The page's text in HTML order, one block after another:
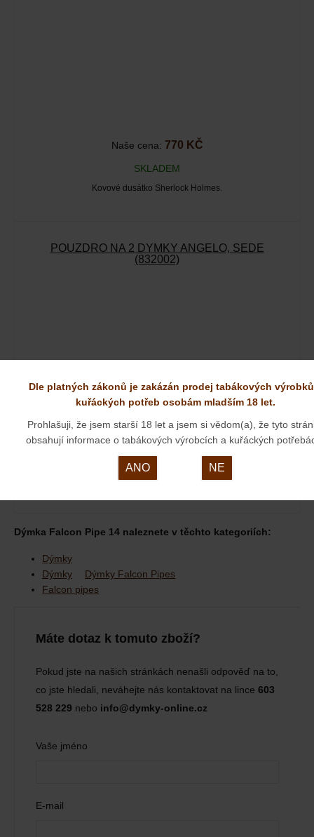
Naše cena: 770 KČ
SKLADEM
Kovové dusátko Sherlock Holmes.
POUZDRO NA 2 DÝMKY ANGELO, ŠEDÉ
(832002)
Naše cena:350 KČ
SKLADEM
Koženkové pouzdro na 2 dýmky se zipem. Pouzdro na dýmky z
broušené koženky…
Dýmka Falcon Pipe 14 naleznete v těchto kategoriích:
Dýmky
Dýmky
Dýmky Falcon Pipes
Falcon pipes
Máte dotaz k tomuto zboží?
Pokud jste na našich stránkách nenašli odpověď na to,
co jste hledali, neváhejte nás kontaktovat na lince 603
528 229 nebo info@dymky-online.cz
Vaše jméno
E-mail
Dle platných zákonů je zakázán prodej tabákových
kuřáckých potřeb osobám mladším 18 let.
Prohlašuji, že jsem starší 18 let a jsem si vědom(a), že tyto
obsahují informace o tabákových výrobcích a kuřáckých
ANO NE